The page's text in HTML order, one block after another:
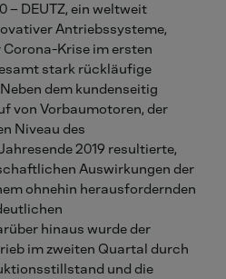
– DEUTZ, ein weltweit
Antriebssysteme,
Krise im ersten
stark rückläufige
dem kundenseitig
von Vorbaumotoren, der
Niveau des
2019 resultierte,
Auswirkungen der
ohnehin herausfordernden
hinaus wurde der
im zweiten Quartal durch
und die